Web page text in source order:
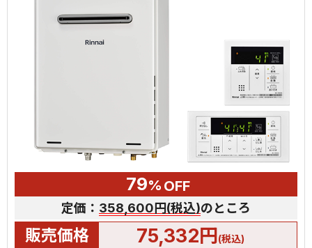
79% OFF
定価： 358,600円(税込)のところ
販売価格 75,332円(税込)